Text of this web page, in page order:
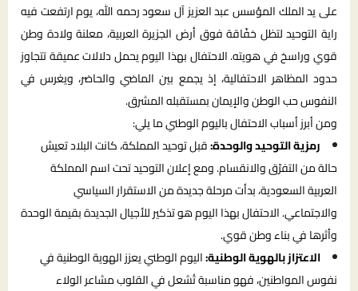
على يد الملك المؤسس عبد العزيز آل سعود رحمه الله، يوم ارتفعت فيه
راية التوحيد لتظل خفّاقة فوق أرض الجزيرة العربية، معلنة ولادة وطن
قوي وراسخ في هويته. الاحتفال بهذا اليوم يحمل دلالات عميقة تتجاوز
حدود المظاهر الاحتفالية، إذ يجمع بين الماضي والحاضر، ويغرس في
النفوس حب الوطن والإيمان بمستقبله المشرق.
ومن أبرز أسباب الاحتفال باليوم الوطني ما يلي:
رمزية التوحيد والوحدة:قبل توحيد المملكة، كانت البلاد تعيش
حالة من التفرّق والانقسام. ومع إعلان التوحيد تحت اسم المملكة
العربية السعودية، بدأت مرحلة جديدة من الاستقرار السياسي
والاجتماعي. الاحتفال بهذا اليوم هو تذكير للأجيال الجديدة بقيمة الوحدة
وأثرها في بناء وطن قوي.
الاعتزاز بالهوية الوطنية:اليوم الوطني يعزز الهوية الوطنية في
نفوس المواطنين، فهو مناسبة تُشعل في القلوب مشاعر الولاء